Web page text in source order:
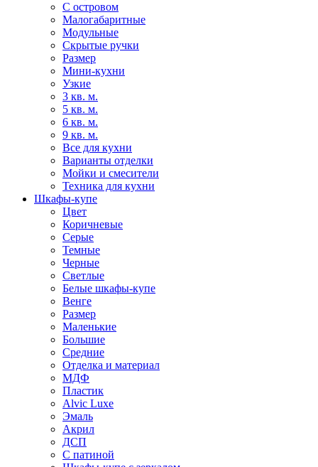
С островом
Малогабаритные
Модульные
Скрытые ручки
Размер
Мини-кухни
Узкие
3 кв. м.
5 кв. м.
6 кв. м.
9 кв. м.
Все для кухни
Варианты отделки
Мойки и смесители
Техника для кухни
Шкафы-купе
Цвет
Коричневые
Серые
Темные
Черные
Светлые
Белые шкафы-купе
Венге
Размер
Маленькие
Большие
Средние
Отделка и материал
МДФ
Пластик
Alvic Luxe
Эмаль
Акрил
ДСП
С патиной